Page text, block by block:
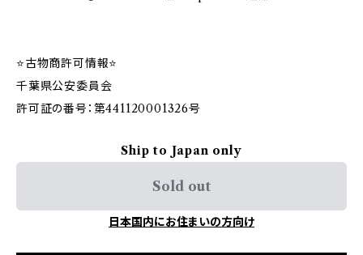
⭐️古物商許可情報⭐️
千葉県公安委員会
許可証の番号：第441120001326号
Ship to Japan only
Sold out
日本国内にお住まいの方向け